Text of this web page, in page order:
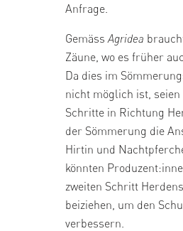
Anfrage.
Gemäss Agridea
Zäune, wo es früher
Da dies im
nicht möglich ist,
Schritte in Richtung
der Sömmerung die
Hirtin und
könnten
zweiten Schritt
beiziehen, um den
verbessern.